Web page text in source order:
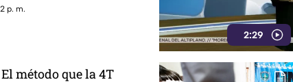
p. m.
2:29
método que la 4T